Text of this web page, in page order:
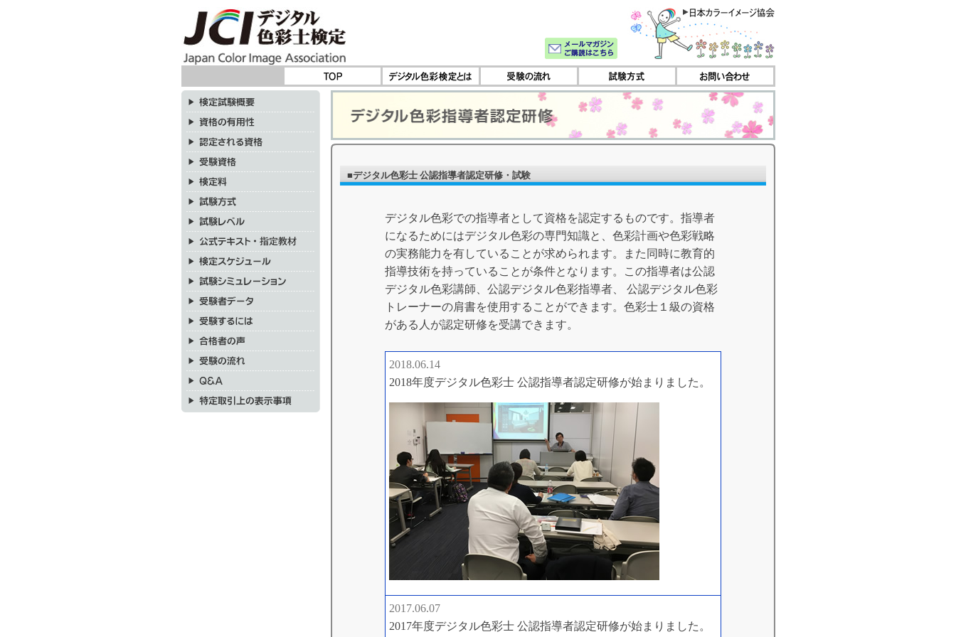
■デジタル色彩士 公認指導者認定研修・試験
デジタル色彩での指導者として資格を認定するものです。指導者
になるためにはデジタル色彩の専門知識と、色彩計画や色彩戦略
の実務能力を有していることが求められます。また同時に教育的
指導技術を持っていることが条件となります。この指導者は公認
デジタル色彩講師、公認デジタル色彩指導者、 公認デジタル色彩
トレーナーの肩書を使用することができます。色彩士１級の資格
がある人が認定研修を受講できます。
2018.06.14
2018年度デジタル色彩士 公認指導者認定研修が始まりました。
2017.06.07
2017年度デジタル色彩士 公認指導者認定研修が始まりました。